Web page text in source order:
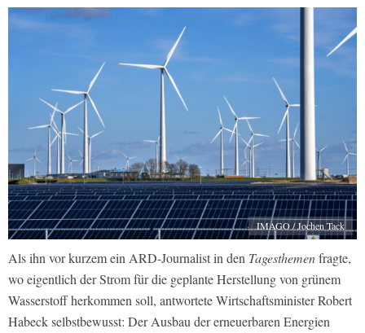
IMAGO / Jochen Tack
Als ihn vor kurzem ein ARD-Journalist in den Tagesthemenfragte,
wo eigentlich der Strom für die geplante Herstellung von grünem
Wasserstoff herkommen soll, antwortete Wirtschaftsminister Robert
Habeck selbstbewusst: Der Ausbau der erneuerbaren Energien